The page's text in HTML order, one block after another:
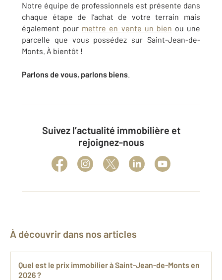
Notre équipe de professionnels est présente dans
chaque étape de l’achat de votre terrain mais
également pour mettre en vente un bien ou une
parcelle que vous possédez sur Saint-Jean-de-
Monts. À bientôt !
Parlons de vous, parlons biens.
Suivez l’actualité immobilière et
rejoignez-nous
À découvrir dans nos articles
Quel est le prix immobilier à Saint-Jean-de-Monts en
2026 ?